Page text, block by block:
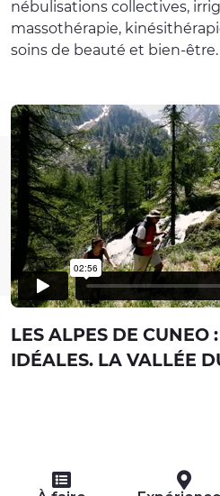
nébulisations collectives,
massothérapie,
soins de beauté et bien-être.
LES ALPES DE CUNEO
IDÉALES. LA VALLÉE